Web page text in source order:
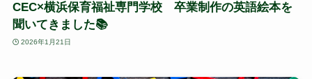
CEC×横浜保育福祉専門学校 卒業制作の英語絵本を
聞いてきました📚
2026年1月21日